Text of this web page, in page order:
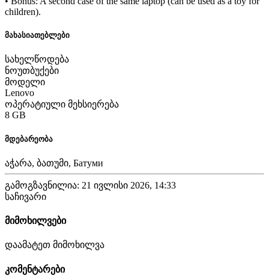
children).
მახასიათებლები
სახელწოდება
ნოუთბუქები
მოდელი
Lenovo
ოპერატიული მეხსიერება
8 GB
მდებარეობა
აჭარა, ბათუმი, Батуми
გამოგზავნილია: 21 ივლისი 2026, 14:33
საჩივარი
მიმოხილვები
დაამატეთ მიმოხილვა
კომენტარები